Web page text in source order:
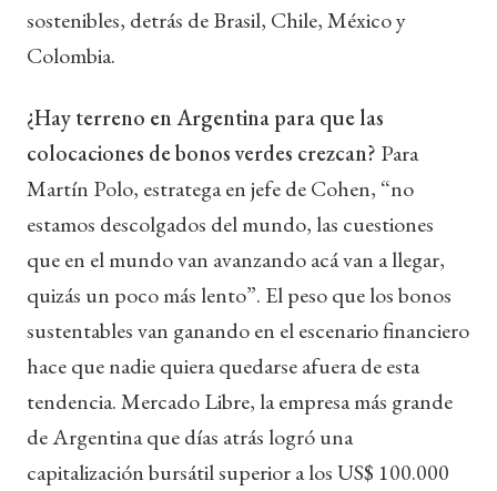
sostenibles, detrás de Brasil, Chile, México y
Colombia.
¿Hay terreno en Argentina para que las
colocaciones de bonos verdes crezcan? Para
Martín Polo, estratega en jefe de Cohen, “no
estamos descolgados del mundo, las cuestiones
que en el mundo van avanzando acá van a llegar,
quizás un poco más lento”. El peso que los bonos
sustentables van ganando en el escenario financiero
hace que nadie quiera quedarse afuera de esta
tendencia. Mercado Libre, la empresa más grande
de Argentina que días atrás logró una
capitalización bursátil superior a los US$ 100.000